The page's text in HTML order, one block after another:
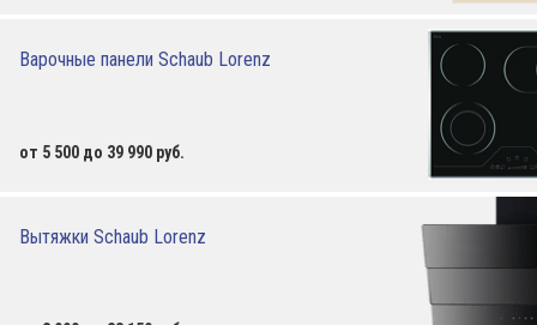
Варочные панели Schaub Lorenz
от 5 500 до 39 990 руб.
Вытяжки Schaub Lorenz